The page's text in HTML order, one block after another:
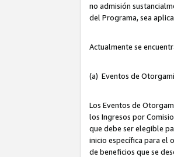
no admisión
del Programa, sea
Actualmente se
(a) Eventos de
Los Eventos de
los Ingresos por
que debe ser elegible
inicio específica para el
de beneficios que se